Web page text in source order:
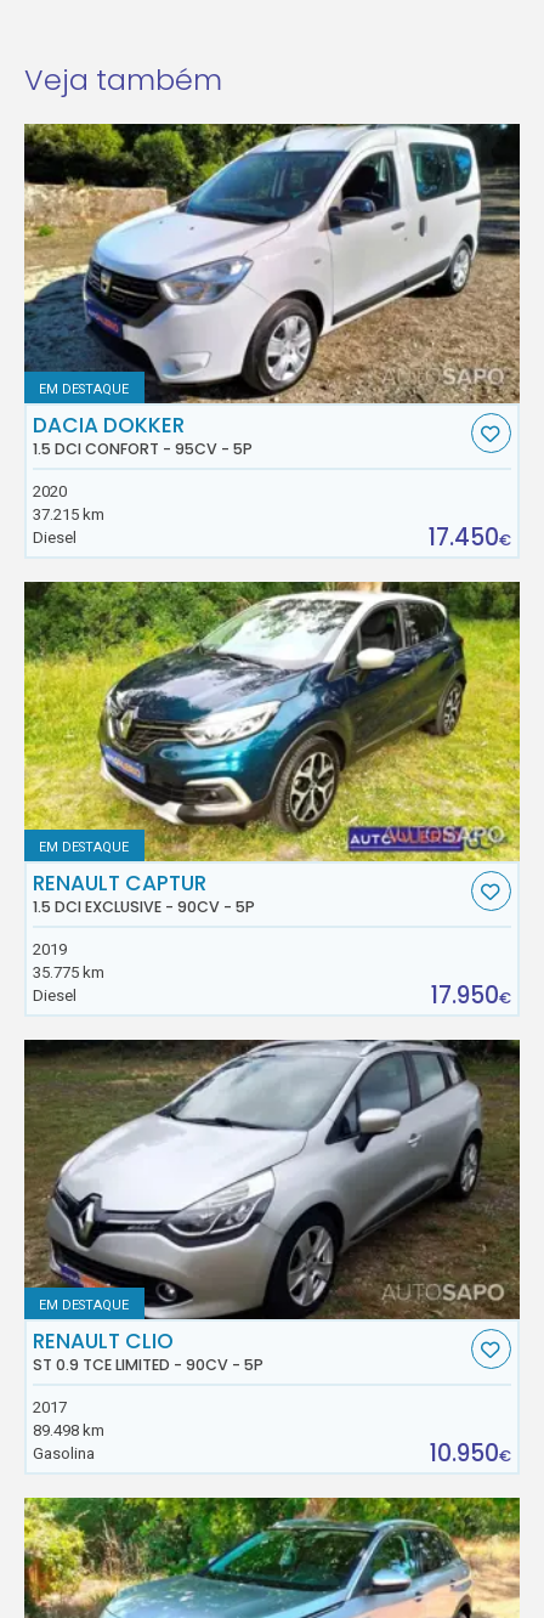
Veja também
EM DESTAQUE
DACIA DOKKER
1.5 DCI CONFORT - 95CV - 5P
2020
37.215 km
Diesel
17.450€
EM DESTAQUE
RENAULT CAPTUR
1.5 DCI EXCLUSIVE - 90CV - 5P
2019
35.775 km
Diesel
17.950€
EM DESTAQUE
RENAULT CLIO
ST 0.9 TCE LIMITED - 90CV - 5P
2017
89.498 km
Gasolina
10.950€